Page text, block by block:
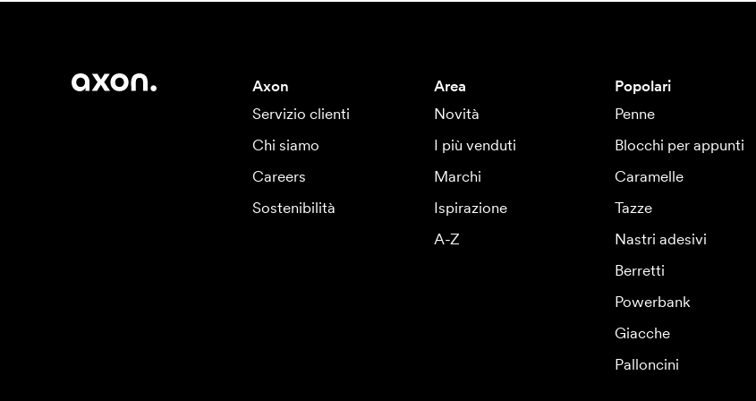
Axon
Servizio clienti
Chi siamo
Careers
Sostenibilità
Area
Novità
I più venduti
Marchi
Ispirazione
A-Z
Popolari
Penne
Blocchi per appunti
Caramelle
Tazze
Nastri adesivi
Berretti
Powerbank
Giacche
Palloncini